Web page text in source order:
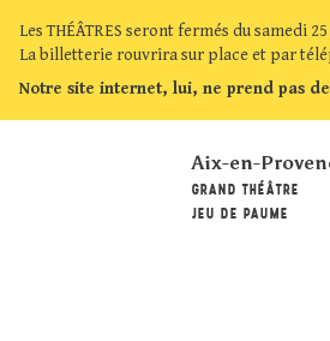
Les THÉÂTRES seront fermés du samedi
La billetterie rouvrira sur place et par
Notre site internet, lui, ne prend pas de
Aix-en-
GRAND THÉÂTRE
JEU DE PAUME